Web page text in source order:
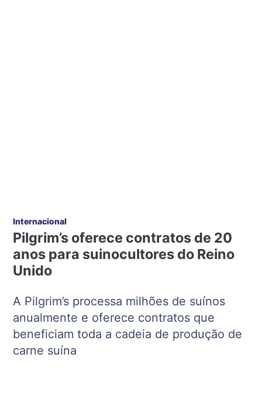
Internacional
Pilgrim’s oferece contratos de 20
anos para suinocultores do Reino
Unido
A Pilgrim’s processa milhões de suínos
anualmente e oferece contratos que
beneficiam toda a cadeia de produção de
carne suína